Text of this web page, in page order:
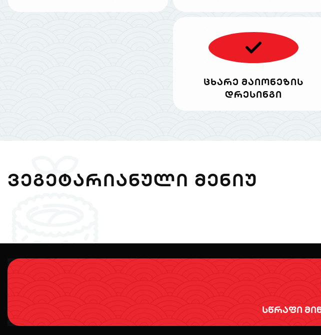
ცხარე მაიონეზის
დრესინგი
ᲕᲔᲒᲔᲢᲐᲠᲘᲐᲜᲣᲚᲘ ᲛᲔᲜᲘᲣ
სწრაფი